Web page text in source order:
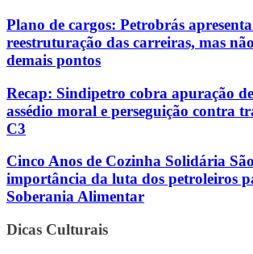
Plano de cargos: Petrobrás
reestruturação das carreiras, mas
demais pontos
Recap: Sindipetro cobra apuração
assédio moral e perseguição contra
C3
Cinco Anos de Cozinha Solidária
importância da luta dos petroleiros
Soberania Alimentar
Dicas Culturais